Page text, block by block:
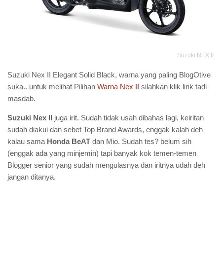
Suzuki NEX II
Suzuki Nex II Elegant Solid Black, warna yang paling BlogOtive
suka.. untuk melihat Pilihan Warna Nex II silahkan klik link tadi
masdab.
Suzuki Nex II juga irit. Sudah tidak usah dibahas lagi, keiritan
sudah diakui dan sebet Top Brand Awards, enggak kalah deh
kalau sama Honda BeAT dan Mio. Sudah tes? belum sih
(enggak ada yang minjemin) tapi banyak kok temen-temen
Blogger senior yang sudah mengulasnya dan iritnya udah deh
jangan ditanya.